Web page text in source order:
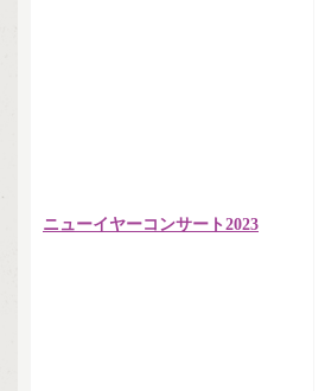
ニューイヤーコンサート2023